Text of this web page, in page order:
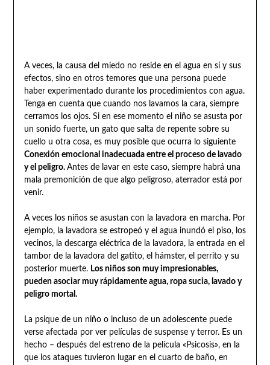
A veces, la causa del miedo no reside en el agua en sí y sus
efectos, sino en otros temores que una persona puede
haber experimentado durante los procedimientos con agua.
Tenga en cuenta que cuando nos lavamos la cara, siempre
cerramos los ojos. Si en ese momento el niño se asusta por
un sonido fuerte, un gato que salta de repente sobre su
cuello u otra cosa, es muy posible que ocurra lo siguiente
Conexión emocional inadecuada entre el proceso de lavado
y el peligro. Antes de lavar en este caso, siempre habrá una
mala premonición de que algo peligroso, aterrador está por
venir.
A veces los niños se asustan con la lavadora en marcha. Por
ejemplo, la lavadora se estropeó y el agua inundó el piso, los
vecinos, la descarga eléctrica de la lavadora, la entrada en el
tambor de la lavadora del gatito, el hámster, el perrito y su
posterior muerte. Los niños son muy impresionables,
pueden asociar muy rápidamente agua, ropa sucia, lavado y
peligro mortal.
La psique de un niño o incluso de un adolescente puede
verse afectada por ver películas de suspense y terror. Es un
hecho – después del estreno de la película «Psicosis», en la
que los ataques tuvieron lugar en el cuarto de baño, en